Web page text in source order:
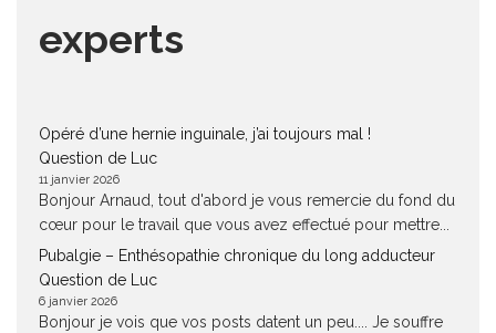
experts
Opéré d’une hernie inguinale, j’ai toujours mal !
Question de Luc
11 janvier 2026
Bonjour Arnaud, tout d'abord je vous remercie du fond du
cœur pour le travail que vous avez effectué pour mettre...
Pubalgie – Enthésopathie chronique du long adducteur
Question de Luc
6 janvier 2026
Bonjour je vois que vos posts datent un peu.... Je souffre